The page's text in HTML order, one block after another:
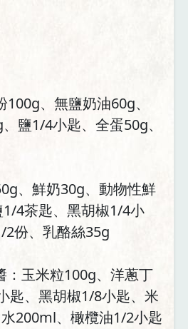
、無鹽奶油60g、
鹽1/4小匙、全蛋50g、
、鮮奶30g、動物性鮮
4茶匙、黑胡椒1/4小
2份、乳酪絲35g
：玉米粒100g、洋蔥丁
匙、黑胡椒1/8小匙、米
200ml、橄欖油1/2小匙